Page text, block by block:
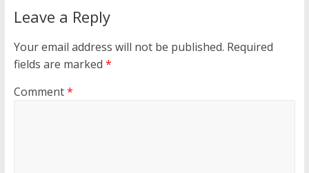
Leave a Reply
Your email address will not be published. Required
fields are marked *
Comment*